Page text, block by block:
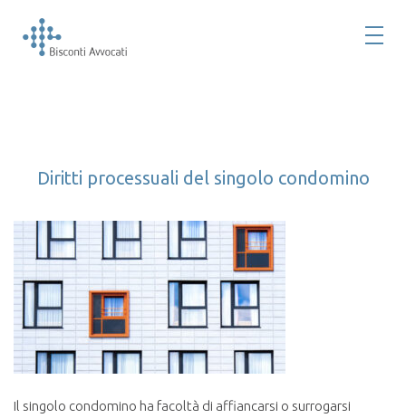
Diritti processuali del singolo condomino
Il singolo condomino ha facoltà di affiancarsi o surrogarsi